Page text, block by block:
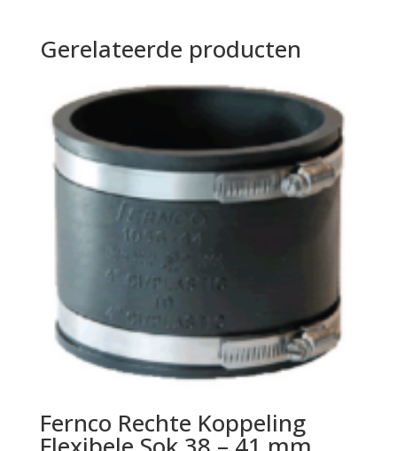
Gerelateerde producten
Fernco Rechte Koppeling